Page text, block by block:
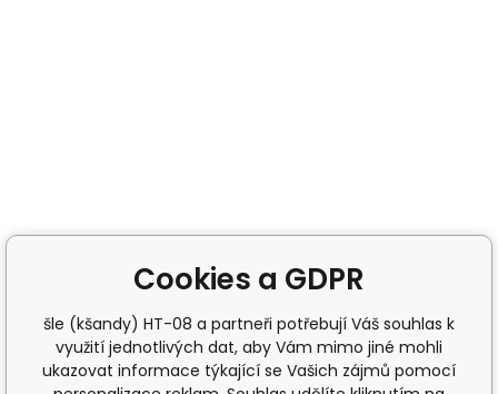
Cookies a GDPR
šle (kšandy) HT-08 a partneři potřebují Váš souhlas k
využití jednotlivých dat, aby Vám mimo jiné mohli
ukazovat informace týkající se Vašich zájmů pomocí